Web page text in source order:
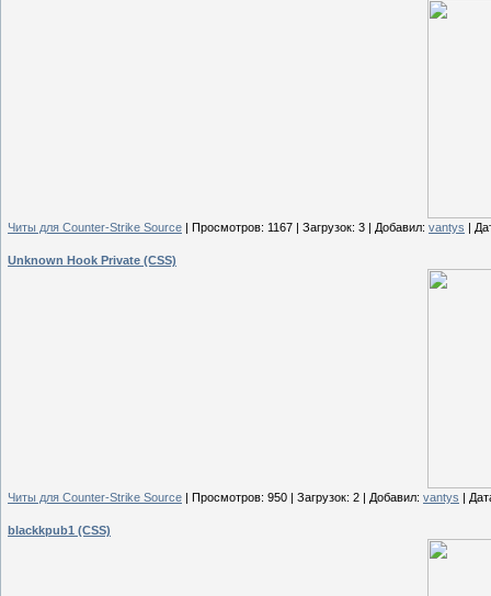
Читы для Counter-Strike Source | Просмотров: 1167 | Загрузок: 3 | Добавил: vantys |
Unknown Hook Private (CSS)
Читы для Counter-Strike Source | Просмотров: 950 | Загрузок: 2 | Добавил: vantys |
blackkpub1 (CSS)